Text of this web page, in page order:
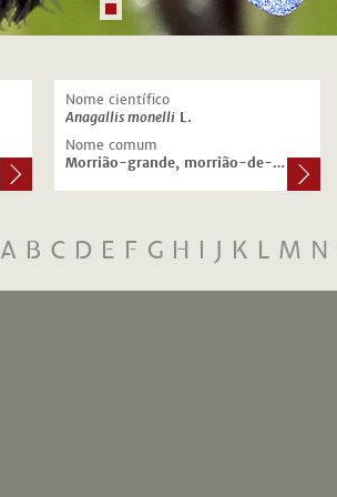
Nome científico
Anagallis monelli L.
Nome comum
Morrião-grande, morrião-de-folha-estreita ou morrião-perene
A B C D E F G H I J K L M N